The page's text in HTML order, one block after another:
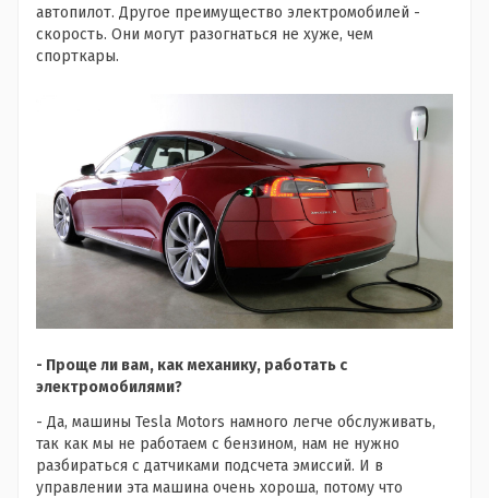
автопилот. Другое преимущество электромобилей -
скорость. Они могут разогнаться не хуже, чем
спорткары.
- Проще ли вам, как механику, работать с
электромобилями?
- Да, машины Tesla Motors намного легче обслуживать,
так как мы не работаем с бензином, нам не нужно
разбираться с датчиками подсчета эмиссий. И в
управлении эта машина очень хороша, потому что